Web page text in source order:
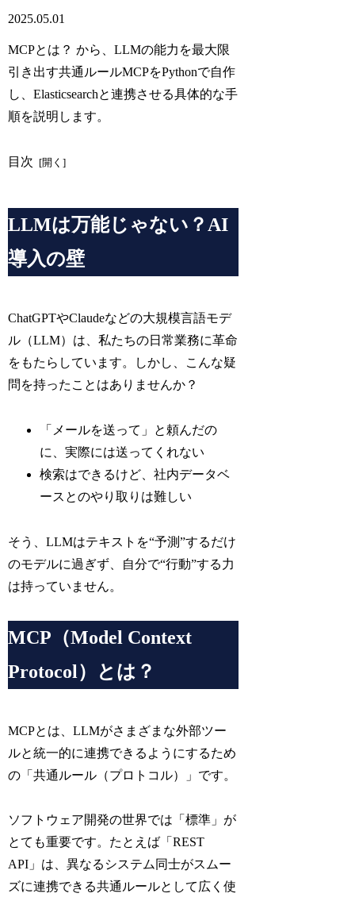
2025.05.01
MCPとは？ から、LLMの能力を最大限
引き出す共通ルールMCPをPythonで自作
し、Elasticsearchと連携させる具体的な手
順を説明します。
目次
LLMは万能じゃない？AI
導入の壁
ChatGPTやClaudeなどの大規模言語モデ
ル（LLM）は、私たちの日常業務に革命
をもたらしています。しかし、こんな疑
問を持ったことはありませんか？
「メールを送って」と頼んだの
に、実際には送ってくれない
検索はできるけど、社内データベ
ースとのやり取りは難しい
そう、LLMはテキストを“予測”するだけ
のモデルに過ぎず、自分で“行動”する力
は持っていません。
MCP（Model Context
Protocol）とは？
MCPとは、LLMがさまざまな外部ツー
ルと統一的に連携できるようにするため
の「共通ルール（プロトコル）」です。
ソフトウェア開発の世界では「標準」が
とても重要です。たとえば「REST
API」は、異なるシステム同士がスムー
ズに連携できる共通ルールとして広く使